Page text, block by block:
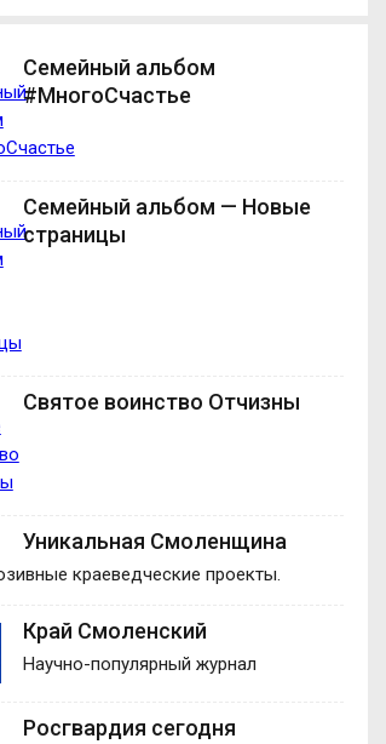
кампании-2026:
Починка с...
Семейный альбом
#МногоСчастье
Семейный альбом — Новые
страницы
Святое воинство Отчизны
Уникальная Смоленщина
краеведческие проекты.
Край Смоленский
Научно-популярный журнал
Росгвардия сегодня